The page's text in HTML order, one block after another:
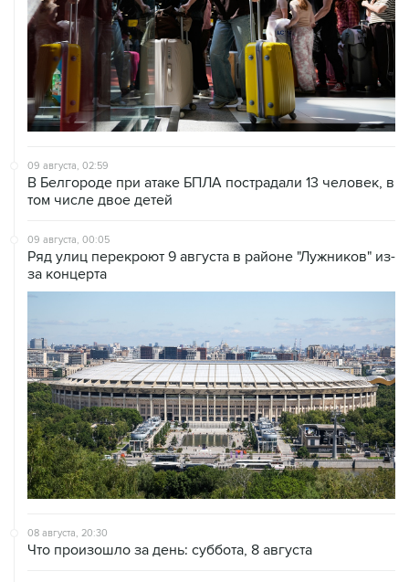
09 августа, 02:59
В Белгороде при атаке БПЛА пострадали 13 человек, в
том числе двое детей
09 августа, 00:05
Ряд улиц перекроют 9 августа в районе "Лужников" из-
за концерта
08 августа, 20:30
Что произошло за день: суббота, 8 августа